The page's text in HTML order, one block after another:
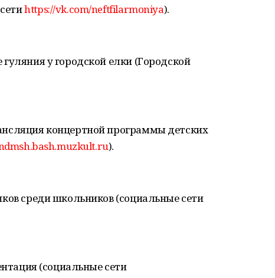
https://vk.com/neftfilarmoniya).
у городской елки (Городской
концертной программы детских
).
среди школьников (социальные сети
(социальные сети